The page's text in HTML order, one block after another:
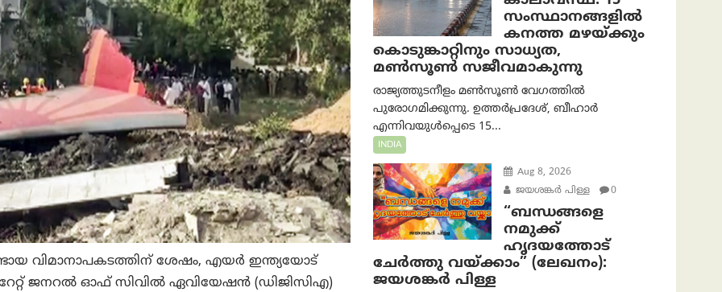
വിമാനാപകടത്തിന് ശേഷം, എയർ ഇന്ത്യയോട്
ജനറൽ ഓഫ് സിവിൽ ഏവിയേഷൻ (ഡിജിസിഎ)
സംസ്ഥാനങ്ങളിൽ
കനത്ത മഴയ്ക്കും
കൊടുങ്കാറ്റിനും സാധ്യത,
മൺസൂൺ സജീവമാകുന്നു
രാജ്യത്തുടനീളം മൺസൂൺ വേഗത്തിൽ
പുരോഗമിക്കുന്നു. ഉത്തർപ്രദേശ്, ബീഹാർ
എന്നിവയുൾപ്പെടെ 15...
INDIA
Aug 8, 2026
ജയശങ്കര്‍ പിള്ള
0
“ബന്ധങ്ങളെ
നമുക്ക്
ഹൃദയത്തോട്
ചേർത്തു വയ്ക്കാം” (ലേഖനം):
ജയശങ്കര്‍ പിള്ള